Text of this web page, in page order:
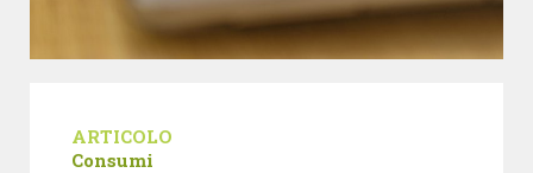
ARTICOLO
Consumi